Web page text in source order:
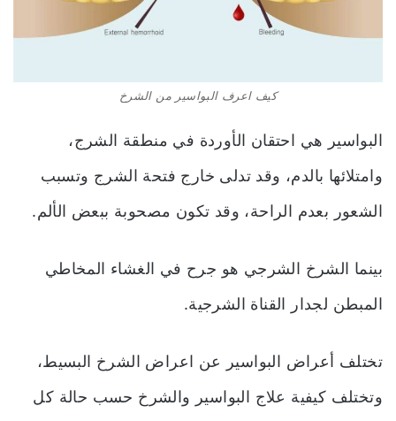
كيف اعرف البواسير من الشرخ
البواسير هي احتقان الأوردة في منطقة الشرج،
وامتلائها بالدم، وقد تدلى خارج فتحة الشرج وتسبب
الشعور بعدم الراحة، وقد تكون مصحوبة ببعض الألم.
بينما الشرخ الشرجي هو جرح في الغشاء المخاطي
المبطن لجدار القناة الشرجية.
تختلف أعراض البواسير عن اعراض الشرخ البسيط،
وتختلف كيفية علاج البواسير والشرخ حسب حالة كل